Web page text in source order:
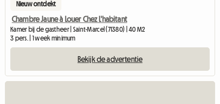
Nieuw ontdekt
Chambre Jaune à Louer Chez L'habitant
Kamer bij de gastheer | Saint-Marcel (71380) | 40 M2
3 pers. | 1 week minimum
Bekijk de advertentie